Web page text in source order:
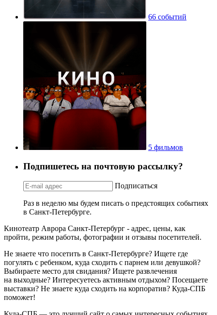
66 событий
5 фильмов
Подпишетесь на почтовую рассылку?
Подписаться
Раз в неделю мы будем писать о предстоящих событиях
в Санкт-Петербурге.
Кинотеатр Аврора Санкт-Петербург - адрес, цены, как
пройти, режим работы, фотографии и отзывы посетителей.
Не знаете что посетить в Санкт-Петербурге? Ищете где
погулять с ребенком, куда сходить с парнем или девушкой?
Выбираете место для свидания? Ищете развлечения
на выходные? Интересуетесь активным отдыхом? Посещаете
выставки? Не знаете куда сходить на корпоратив? Куда-СПБ
поможет!